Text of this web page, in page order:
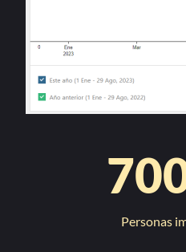
Personas